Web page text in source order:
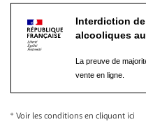
Interdiction
alcooliques
La preuve de
vente en ligne.
* Voir les conditions en cliquant ici